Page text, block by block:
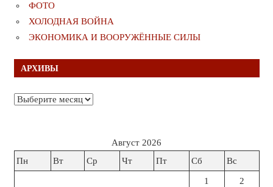
ФОТО
ХОЛОДНАЯ ВОЙНА
ЭКОНОМИКА И ВООРУЖЁННЫЕ СИЛЫ
АРХИВЫ
Архивы
Август 2026
Пн
Вт Ср Чт Пт Сб Вс
1 2